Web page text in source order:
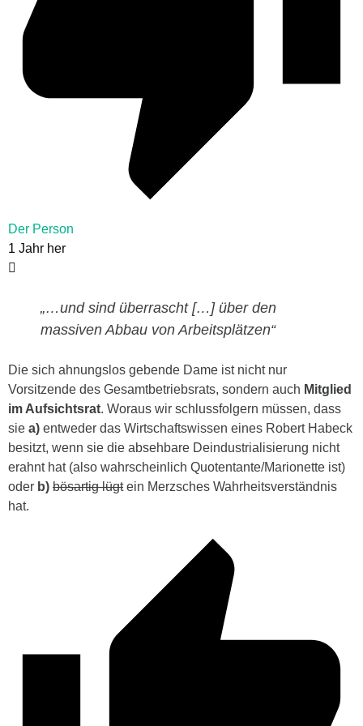
Der Person
1 Jahr her
„…und sind überrascht […] über den
massiven Abbau von Arbeitsplätzen“
Die sich ahnungslos gebende Dame ist nicht nur
Vorsitzende des Gesamtbetriebsrats, sondern auch Mitglied
im Aufsichtsrat. Woraus wir schlussfolgern müssen, dass
sie a) entweder das Wirtschaftswissen eines Robert Habeck
besitzt, wenn sie die absehbare Deindustrialisierung nicht
erahnt hat (also wahrscheinlich Quotentante/Marionette ist)
oder b) bösartig lügtein Merzsches Wahrheitsverständnis
hat.